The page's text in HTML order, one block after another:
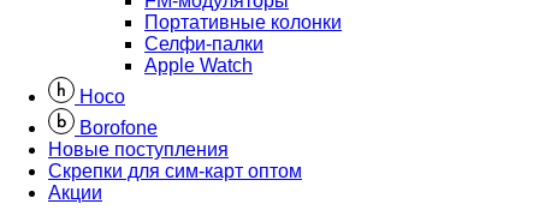
Портативные колонки
Селфи-палки
Apple Watch
Hoco
Borofone
Новые поступления
Скрепки для сим-карт оптом
Акции